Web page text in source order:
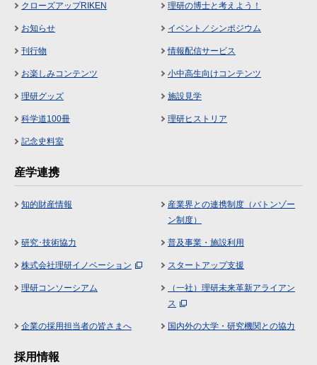
クローズアップRIKEN 理研の博士と考えよう！
お知らせ イベント／シンポジウム
刊行物 情報配信サービス
お楽しみコンテンツ 小中高生向けコンテンツ
理研グッズ 施設見学
科学道100冊 理研ヒストリア
記念史料室
産学連携
知的財産情報
産業界との連携制度（バトンゾー
ン制度）
研究･技術協力 普及事業・施設利用
株式会社理研イノベーション スタートアップ支援
理研コンソーシアム
（一社）理研未来革新アライアン
ス
企業の採用担当者の皆さまへ 国内外の大学・研究機関との協力
採用情報